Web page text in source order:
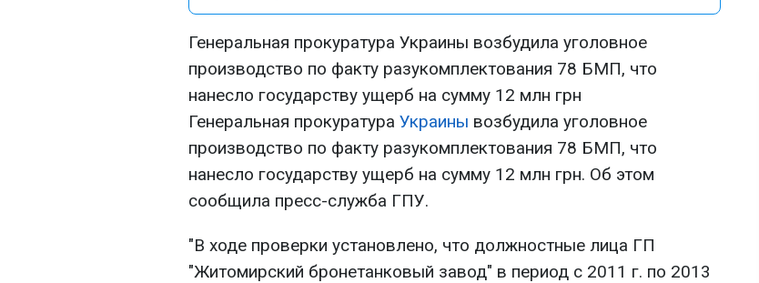
Генеральная прокуратура Украины возбудила уголовное
производство по факту разукомплектования 78 БМП, что
нанесло государству ущерб на сумму 12 млн грн
Генеральная прокуратура Украины возбудила уголовное
производство по факту разукомплектования 78 БМП, что
нанесло государству ущерб на сумму 12 млн грн. Об этом
сообщила пресс-служба ГПУ.
"В ходе проверки установлено, что должностные лица ГП
"Житомирский бронетанковый завод" в период с 2011 г. по 2013